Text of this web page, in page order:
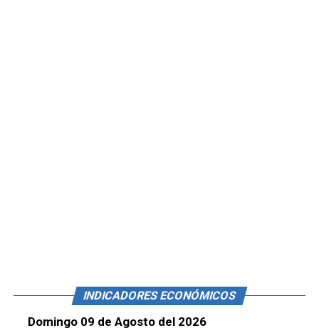
INDICADORES ECONÓMICOS
Domingo 09 de Agosto del 2026